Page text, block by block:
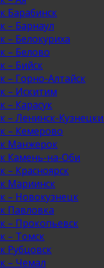
Барабинск
– Барнаул
– Белокуриха
– Белово
– Бийск
– Горно-Алтайск
– Искитим
– Карасук
– Ленинск-
– Кемерово
Манжерок
Камень-на-Оби
– Красноярск
Мариинск
– Новокузнецк
Павловка
– Прокопьевск
– Томск
Рубцовск
– Чемал